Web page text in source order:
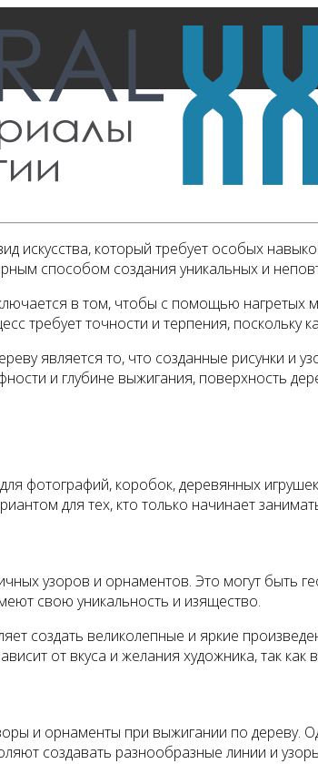
искусства, который требует особых
способом создания уникальных и
в том, чтобы с помощью нагретых
требует точности и терпения, поскольку
является то, что созданные рисунки и
и глубине выжигания, поверхность
фотографий, коробок, деревянных
для тех, кто только начинает
узоров и орнаментов. Это могут быть
свою уникальность и изящество.
создать великолепные и яркие
от вкуса и желания художника, так как
и орнаменты при выжигании по дереву.
создавать разнообразные линии и